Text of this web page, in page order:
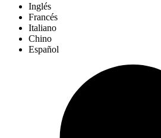
Inglés
Francés
Italiano
Chino
Español